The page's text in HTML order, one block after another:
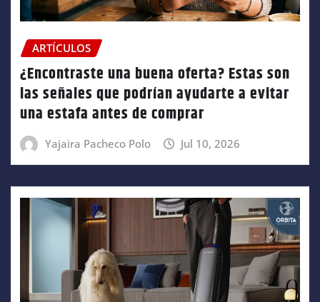
ARTÍCULOS
¿Encontraste una buena oferta? Estas son
las señales que podrían ayudarte a evitar
una estafa antes de comprar
Yajaira Pacheco Polo Jul 10, 2026